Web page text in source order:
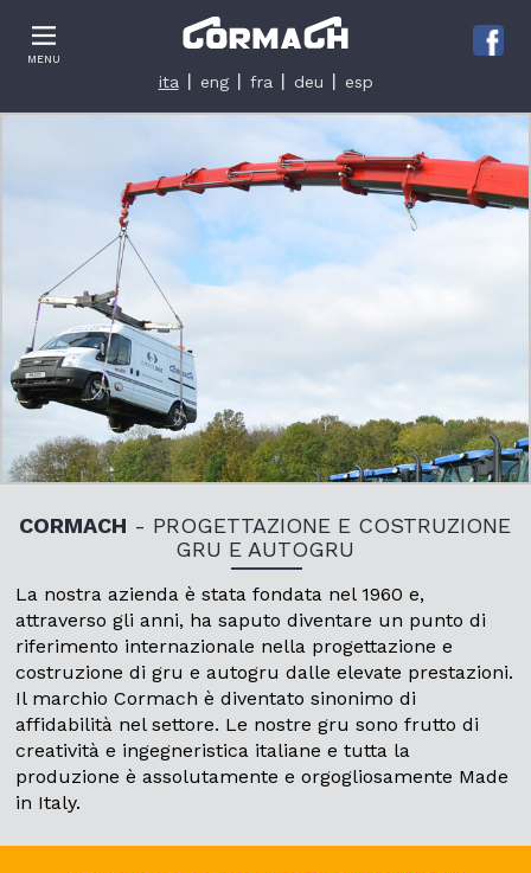
MENU
ita eng fra deu esp
CORMACH - PROGETTAZIONE E COSTRUZIONE
GRU E AUTOGRU
La nostra azienda è stata fondata nel 1960 e,
attraverso gli anni, ha saputo diventare un punto di
riferimento internazionale nella progettazione e
costruzione di gru e autogru dalle elevate prestazioni.
Il marchio Cormach è diventato sinonimo di
affidabilità nel settore. Le nostre gru sono frutto di
creatività e ingegneristica italiane e tutta la
produzione è assolutamente e orgogliosamente Made
in Italy.
Informativa sulla raccolta
Le tue preferenze relative alla privacy